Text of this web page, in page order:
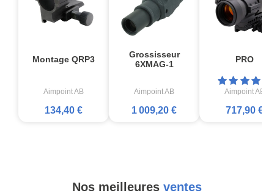
Montage QRP3
Aimpoint AB
134,40 €
Grossisseur
6XMAG-1
Aimpoint AB
1 009,20 €
PRO
Aimpoint AB
717,90 €
Nos meilleures ventes